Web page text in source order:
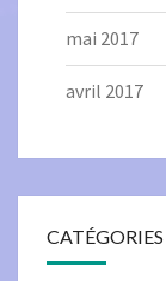
mai 2017
avril 2017
CATÉGORIES